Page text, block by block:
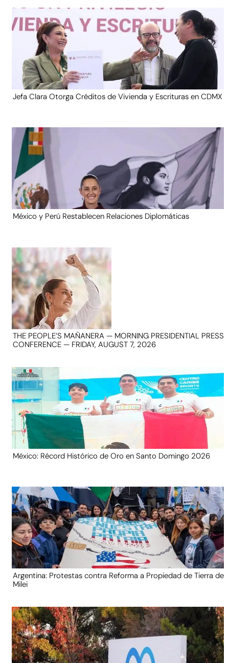
Jefa Clara Otorga Créditos de Vivienda y Escrituras en CDMX
México y Perú Restablecen Relaciones Diplomáticas
THE PEOPLE’S MAÑANERA — MORNING PRESIDENTIAL PRESS
CONFERENCE — FRIDAY, AUGUST 7, 2026
México: Récord Histórico de Oro en Santo Domingo 2026
Argentina: Protestas contra Reforma a Propiedad de Tierra de
Milei